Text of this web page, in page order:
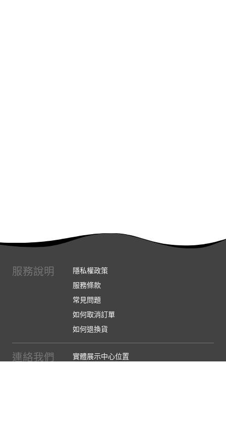
服務說明
隱私權政策
服務條款
常見問題
如何取消訂單
如何退換貨
連絡我們
實體展示中心位置